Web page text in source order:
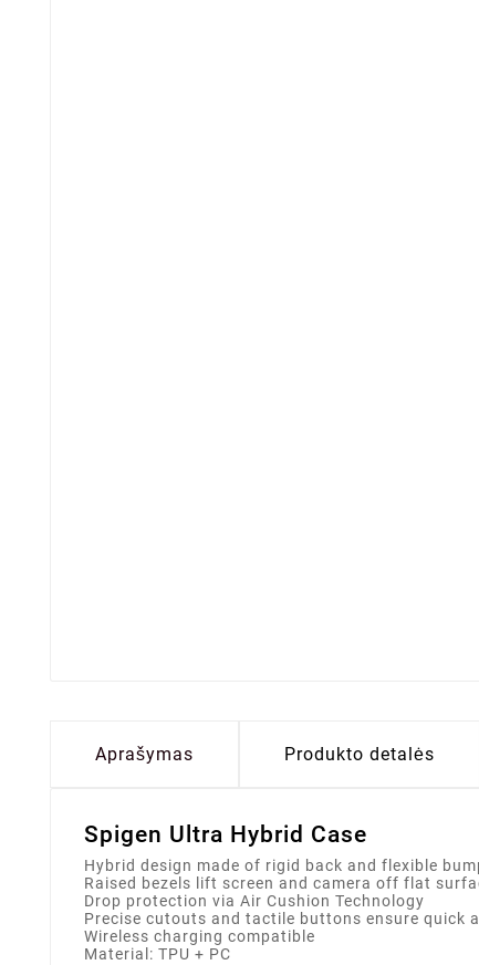
Aprašymas Produkto detalės
Spigen Ultra Hybrid Case
Hybrid design made of rigid back and flexible
Raised bezels lift screen and camera off flat
Drop protection via Air Cushion Technology
Precise cutouts and tactile buttons ensure quick
Wireless charging compatible
Material: TPU + PC